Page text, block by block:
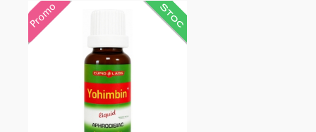
Picături cu extras de yohimbină
pentru stârnire sexuală și sculări
mai ferme. Acțiune în aproximativ
30 minute și dozaj clar 15–20
picături. întrebuințat ocazional
premergător actului pentru
efecte predictibile și intense de